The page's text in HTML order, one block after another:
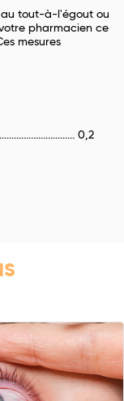
au tout-à-l'égout ou
pharmacien ce
mesures
0,2